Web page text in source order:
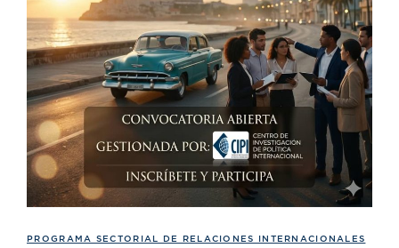
PROGRAMA SECTORIAL DE RELACIONES INTERNACIONALES